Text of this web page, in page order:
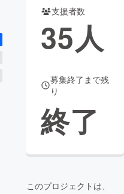
支援者数
35人
募集終了まで残
り
終了
このプロジェクトは、